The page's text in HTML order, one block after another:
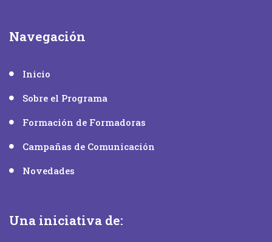
Navegación
Inicio
Sobre el Programa
Formación de Formadoras
Campañas de Comunicación
Novedades
Una iniciativa de: